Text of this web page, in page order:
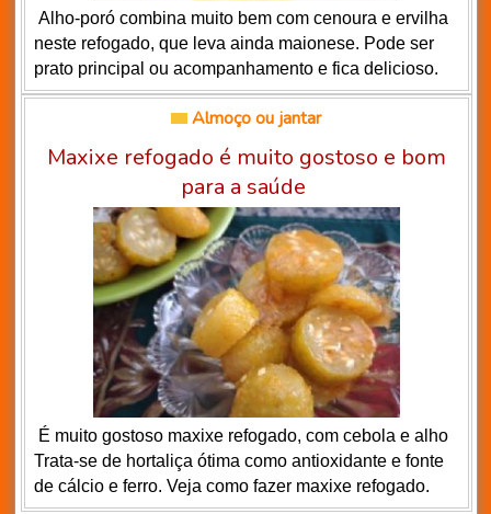
Alho-poró combina muito bem com cenoura e ervilha
neste refogado, que leva ainda maionese. Pode ser
prato principal ou acompanhamento e fica delicioso.
Almoço ou jantar
Maxixe refogado é muito gostoso e bom
para a saúde
É muito gostoso maxixe refogado, com cebola e alho
Trata-se de hortaliça ótima como antioxidante e fonte
de cálcio e ferro. Veja como fazer maxixe refogado.